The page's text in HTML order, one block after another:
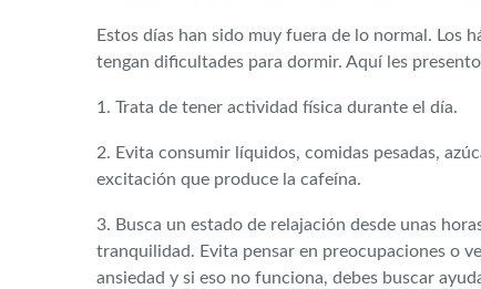
Estos días han sido muy fuera de lo normal. Los
tengan dificultades para dormir. Aquí les
1. Trata de tener actividad física durante el día.
2. Evita consumir líquidos, comidas pesadas,
excitación que produce la cafeína.
3. Busca un estado de relajación desde unas
tranquilidad. Evita pensar en preocupaciones o
ansiedad y si eso no funciona, debes buscar